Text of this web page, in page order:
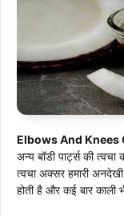
Elbows And Knees
अन्य बॉडी पार्ट्स की
त्वचा अक्सर हमारी
होती है और कई बार काली